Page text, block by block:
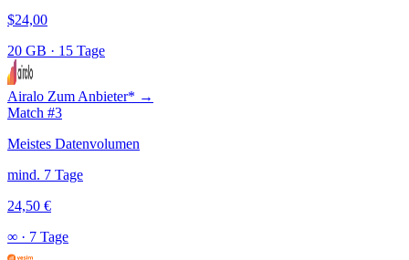
$24,00
20 GB · 15 Tage
Airalo Zum Anbieter* →
Match #3
Meistes Datenvolumen
mind. 7 Tage
24,50 €
∞ · 7 Tage